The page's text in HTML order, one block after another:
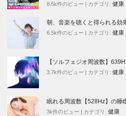
8.5k件のビュー | カテゴリ: 健康
朝、音楽を聴くと得られる効
6.5k件のビュー | カテゴリ: 健康
【ソルフェジオ周波数】
3.7k件のビュー | カテゴリ: 健康
眠れる周波数【528Hz】の睡
3k件のビュー | カテゴリ: 健康